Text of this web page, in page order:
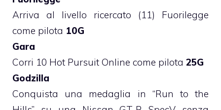
Arriva al livello ricercato (11) Fuorilegge
come pilota 10G
Gara
Corri 10 Hot Pursuit Online come pilota 25G
Godzilla
Conquista una medaglia in “Run to the